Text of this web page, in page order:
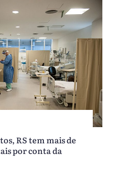
RS tem mais de
por conta da